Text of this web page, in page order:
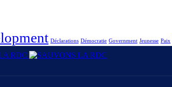
Déclarations Démocratie Government Jeunesse Paix